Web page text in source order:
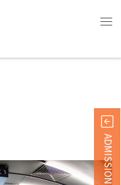
ADMISSION